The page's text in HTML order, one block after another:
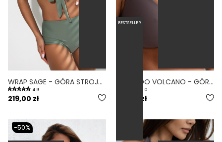
WRAP SAGE - GÓRA STROJU KĄPIELOWEGO NA DUŻY BIUST REGULOWANY OBWÓD ZIELONY
4.9
219,00 zł
COMODO VOLCANO - GÓRA OD BIKINI NA DUŻY BIUST ZABUDOWANA FIOLETOWY
5.0
219,00 zł
-50%
BESTSELLER